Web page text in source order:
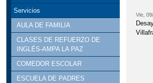
Servicios
AULA DE FAMILIA
CLASES DE REFUERZO DE
INGLÉS-AMPA LA PAZ
COMEDOR ESCOLAR
ESCUELA DE PADRES
Vie,